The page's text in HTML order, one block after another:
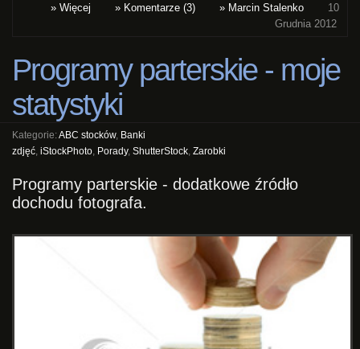
» Więcej » Komentarze (3) » Marcin Stalenko
10
Grudnia 2012
Programy parterskie - moje
statystyki
Kategorie:ABC stocków, Banki
zdjęć iStockPhoto Porady, ShutterStock Zarobki
Programy parterskie - dodatkowe źródło
dochodu fotografa.